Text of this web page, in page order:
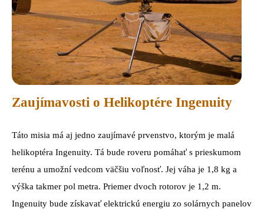
Zaujímavosti o Helikoptére Ingenuity
Táto misia má aj jedno zaujímavé prvenstvo, ktorým je malá
helikoptéra Ingenuity. Tá bude roveru pomáhať s prieskumom
terénu a umožní vedcom väčšiu voľnosť. Jej váha je 1,8 kg a
výška takmer pol metra. Priemer dvoch rotorov je 1,2 m.
Ingenuity bude získavať elektrickú energiu zo solárnych panelov